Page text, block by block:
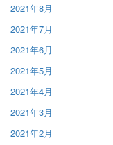
2021年8月
2021年7月
2021年6月
2021年5月
2021年4月
2021年3月
2021年2月